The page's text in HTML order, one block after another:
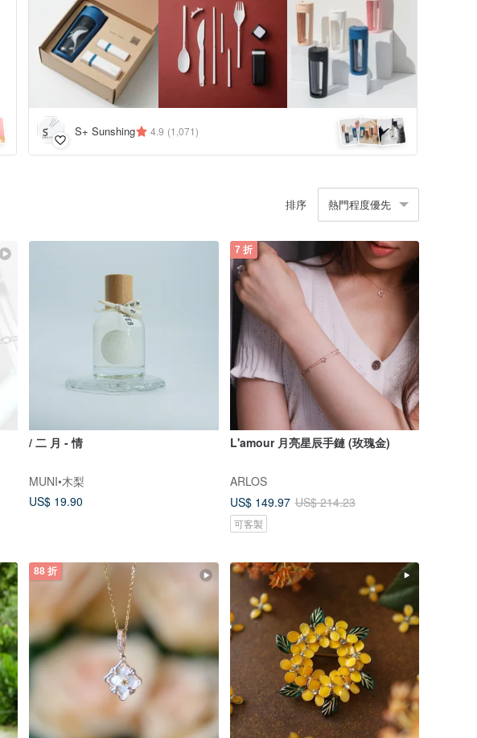
S+ Sunshing 4.9 (1,071)
排序 熱門程度優先
/ 二 月 - 情
MUNI•木梨
US$ 19.90
7 折
L'amour 月亮星辰手鏈 (玫瑰金)
ARLOS
US$ 149.97 US$ 214.23
可客製
88 折